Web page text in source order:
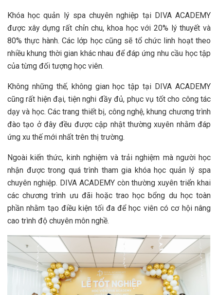
Khóa học quản lý spa chuyên nghiệp tại DIVA ACADEMY
được xây dựng rất chỉn chu, khoa học với 20% lý thuyết và
80% thực hành. Các lớp học cũng sẽ tổ chức linh hoạt theo
nhiều khung thời gian khác nhau để đáp ứng nhu cầu học tập
của từng đối tượng học viên.
Không những thế, không gian học tập tại DIVA ACADEMY
cũng rất hiện đại, tiện nghi đầy đủ, phục vụ tốt cho công tác
dạy và học. Các trang thiết bị, công nghệ, khung chương trình
đào tạo ở đây đều được cập nhật thường xuyên nhằm đáp
ứng xu thế mới nhất trên thị trường.
Ngoài kiến thức, kinh nghiệm và trải nghiệm mà người học
nhận được trong quá trình tham gia khóa học quản lý spa
chuyên nghiệp. DIVA ACADEMY còn thường xuyên triển khai
các chương trình ưu đãi hoặc trao học bổng du học toàn
phần nhằm tạo điều kiện tối đa để học viên có cơ hội nâng
cao trình độ chuyên môn nghề.